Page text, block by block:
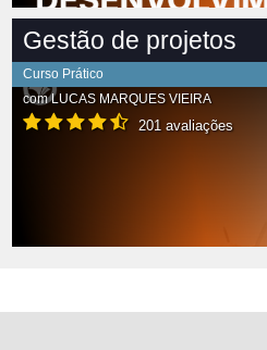
Gestão de projetos
Curso Prático
comLUCAS MARQUES VIEIRA
201 avaliações